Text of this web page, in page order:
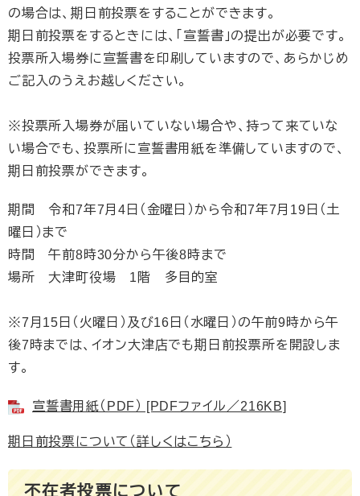
の場合は、期日前投票をすることができます。
期日前投票をするときには、「宣誓書」の提出が必要です。
投票所入場券に宣誓書を印刷していますので、あらかじめ
ご記入のうえお越しください。
※投票所入場券が届いていない場合や、持って来ていな
い場合でも、投票所に宣誓書用紙を準備していますので、
期日前投票ができます。
期間 令和7年7月4日（金曜日）から令和7年7月19日（土
曜日）まで
時間 午前8時30分から午後8時まで
場所 大津町役場 1階 多目的室
※7月15日（火曜日）及び16日（水曜日）の午前9時から午
後7時までは、イオン大津店でも期日前投票所を開設しま
す。
宣誓書用紙（PDF） [PDFファイル／216KB]
期日前投票について（詳しくはこちら）
不在者投票について